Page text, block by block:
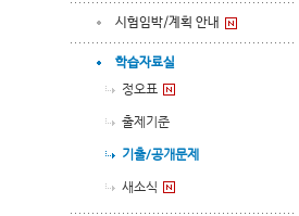
시험임박/계획 안내
학습자료실
정오표
출제기준
기출/공개문제
새소식